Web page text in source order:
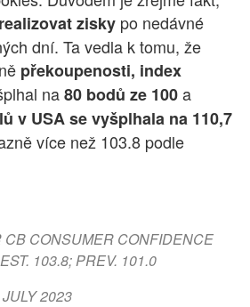
zisky po nedávné
dní. Ta vedla k tomu, že
překoupenosti, index
na80 bodů ze 100a
v USA se vyšplhala na 110,7
více než 103.8 podle
CB CONSUMER CONFIDENCE
103.8; PREV. 101.0
2023